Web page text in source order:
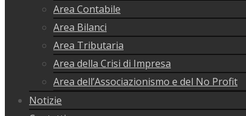
Area Contabile
Area Bilanci
Area Tributaria
Area della Crisi di Impresa
Area dell’Associazionismo e del No Profit
Notizie